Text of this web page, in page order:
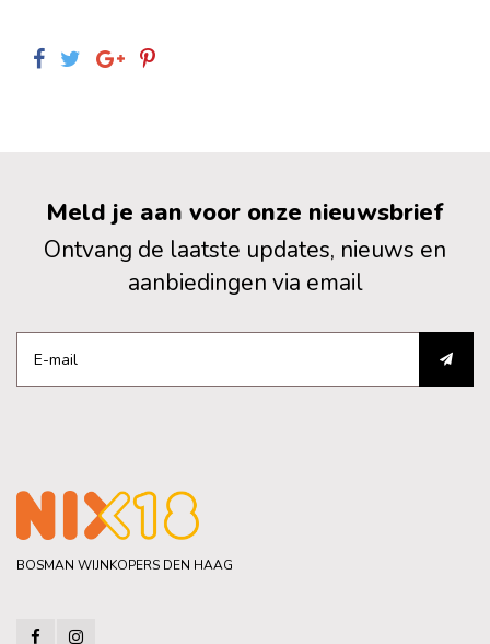
Meld je aan voor onze nieuwsbrief
Ontvang de laatste updates, nieuws en
aanbiedingen via email
BOSMAN WIJNKOPERS DEN HAAG